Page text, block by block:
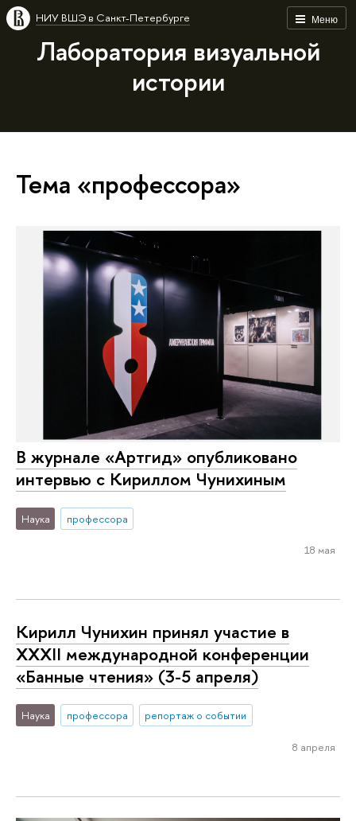
Меню
НИУ ВШЭ в Санкт-Петербурге
Лаборатория визуальной
истории
Тема «профессора»
В журнале «Артгид» опубликовано
интервью с Кириллом Чунихиным
Наука профессора
18 мая
Кирилл Чунихин принял участие в
XXXII международной конференции
«Банные чтения» (3-5 апреля)
Наука профессора репортаж о событии
8 апреля